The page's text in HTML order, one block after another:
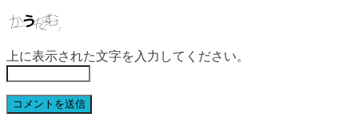
上に表示された文字を入力してください。